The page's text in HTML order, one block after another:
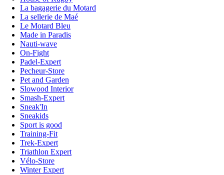
La bagagerie du Motard
La sellerie de Maé
Le Motard Bleu
Made in Paradis
Nauti-wave
On-Fight
Padel-Expert
Pecheur-Store
Pet and Garden
Slowood Interior
Smash-Expert
Sneak'In
Sneakids
Sport is good
Training-Fit
Trek-Expert
Triathlon Expert
Vélo-Store
Winter Expert